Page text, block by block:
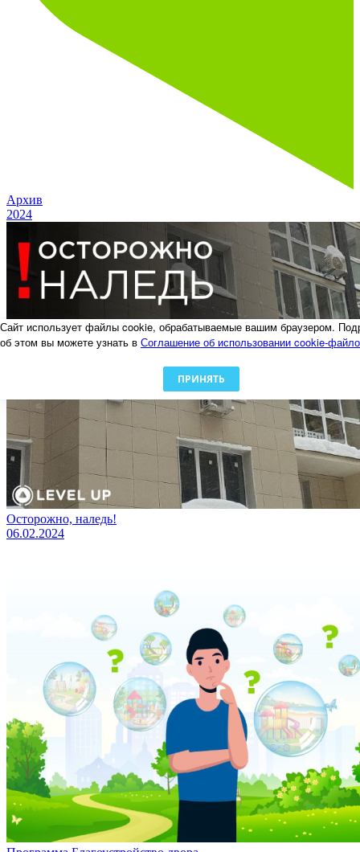
Архив
2024
Осторожно, наледь!
06.02.2024
Сайт использует файлы cookie, обрабатываемые вашим браузером.
об этом вы можете узнать в Соглашение об использовании cookie-
ПРИНЯТЬ